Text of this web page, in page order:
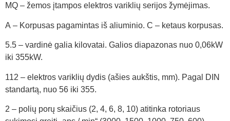
MQ – žemos įtampos elektros variklių serijos žymėjimas.
A – Korpusas pagamintas iš aliuminio. C – ketaus korpusas.
5.5 – vardinė galia kilovatai. Galios diapazonas nuo 0,06kW
iki 355kW.
112 – elektros variklių dydis (ašies aukštis, mm). Pagal DIN
standartą, nuo 56 iki 355.
2 – polių porų skaičius (2, 4, 6, 8, 10) atitinka rotoriaus